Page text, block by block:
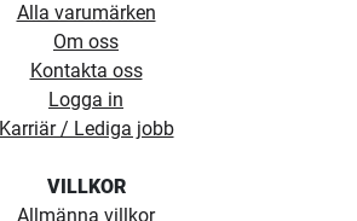
Alla varumärken
Om oss
Kontakta oss
Logga in
Karriär / Lediga jobb
VILLKOR
Allmänna villkor